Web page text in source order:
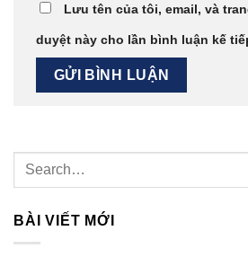
Lưu tên của tôi, email, và
duyệt này cho lần bình luận kế
BÀI VIẾT MỚI